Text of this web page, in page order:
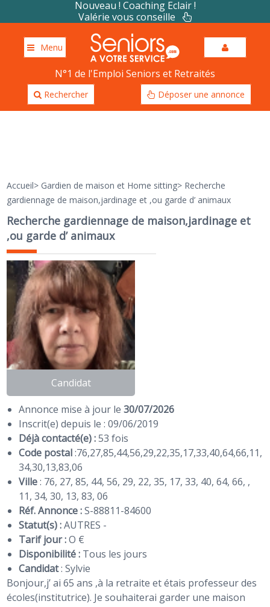
Nouveau ! Coaching Eclair !
Valérie vous conseille
Menu
N°1 de l'Emploi Seniors et Retraités
Rechercher Déposer une annonce
Accueil> Gardien de maison et Home sitting> Recherche
gardiennage de maison,jardinage et ,ou garde d’ animaux
Recherche gardiennage de maison,jardinage et
,ou garde d’ animaux
Candidat
Annonce mise à jour le30/07/2026
Inscrit(e) depuis le : 09/06/2019
Déjà contacté(e) :53 fois
Code postal:76,27,85,44,56,29,22,35,17,33,40,64,66,11,
34,30,13,83,06
Ville: 76, 27, 85, 44, 56, 29, 22, 35, 17, 33, 40, 64, 66, ,
11, 34, 30, 13, 83, 06
Réf. Annonce :S-88811-84600
Statut(s) :AUTRES -
Tarif jour :O €
Disponibilité : Tous les jours
Candidat:Sylvie
Bonjour,j’ ai 65 ans ,à la retraite et étais professeur des
écoles(institutrice). Je souhaiterai garder une maison